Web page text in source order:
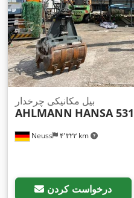
Neuss ۴٬۳۲۲ km
بیل مکانیکی چرخدار
AHLMANN HANSA
درخواست کردن